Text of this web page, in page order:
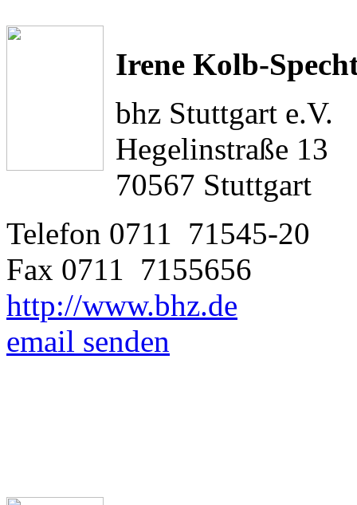
Irene Kolb-
bhz Stuttgart e.V.
Hegelinstraße 13
70567 Stuttgart
Telefon 0711 71545-20
Fax 0711 7155656
http://www.bhz.de
email senden